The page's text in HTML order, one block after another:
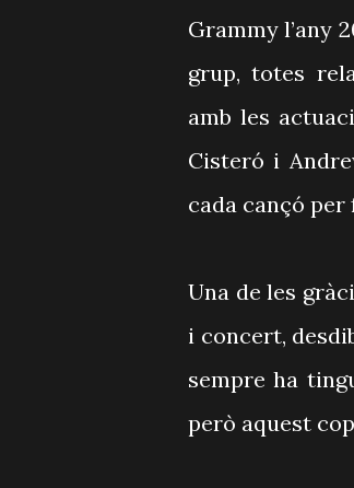
Grammy l’any
grup, totes
amb les
Cisteró i
cada cançó
Una de les
i concert,
sempre ha
però aquest